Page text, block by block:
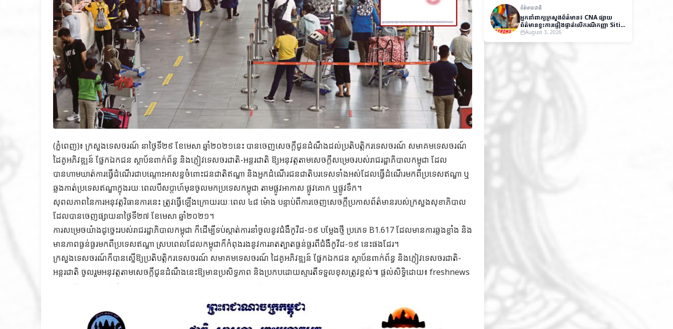
(ភ្នំពេញ)៖ ក្រសួងទេសចរណ៍ នាថ្ងៃទី២៩ ខែមេសា ឆ្នាំ២០២១នេះ បានចេញសេចក្ដីជូនដំណឹងដល់ប្រតិបត្តិករទេសចរណ៍ សមាគមទេសចរណ៍
ដៃគូអភិវឌ្ឍន៍ ផ្នែកឯកជន ស្ថាប័នពាក់ព័ន្ធ និងភ្ញៀវទេសចរជាតិ-អន្តរជាតិ ឱ្យអនុវត្តតាមសេចក្ដីសម្រេចរបស់រាជរដ្ឋាភិបាលកម្ពុជា ដែល
បានហាមឃាត់ការធ្វើដំណើរជាបណ្តោះអាសន្នចំពោះជនជាតិឥណ្ឌា និងអ្នកដំណើរជនជាតិបរទេសទាំងអស់ដែលធ្វើដំណើរមកពីប្រទេសឥណ្ឌា ឬ
ឆ្លងកាត់ប្រទេសឥណ្ឌាក្នុងរយៈពេលបីសប្តាហ៍មុនចូលមកប្រទេសកម្ពុជា តាមផ្លូវអាកាស ផ្លូវគោក ឬផ្លូវទឹក។
សុពលភាពនៃការអនុវត្តវិធានការនេះ ត្រូវធ្វើឡើងក្រោយរយៈពេល ៤៨ ម៉ោង បន្ទាប់ពីការចេញសេចក្តីប្រកាសព័ត៌មានរបស់ក្រសួងសុខាភិបាល
ដែលបានចេញផ្សាយនាថ្ងៃទី២៧ ខែមេសា ឆ្នាំ២០២១។
ការសម្រេចយ៉ាងដូច្នេះរបស់រាជរដ្ឋាភិបាលកម្ពុជា ក៏ដើម្បីទប់ស្កាត់ការនាំចូលនូវជំងឺកូវីដ-១៩ បម្លែងថ្មី ប្រភេទ B1.617 ដែលមានការឆ្លងខ្លាំង និង
មានភាពធ្ងន់ធ្ងរមកពីប្រទេសឥណ្ឌា ស្របពេលដែលកម្ពុជាក៏កំពុងរងនូវការរាតត្បាតធ្ងន់ធ្ងរពីជំងឺកូវីដ-១៩ នេះផងដែរ។
ក្រសួងទេសចរណ៍ក៏បានស្នើឱ្យប្រតិបត្តិករទេសចរណ៍ សមាគមទេសចរណ៍ ដៃគូអភិវឌ្ឍន៍ ផ្នែកឯកជន ស្ថាប័នពាក់ព័ន្ធ និងភ្ញៀវទេសចរជាតិ-
អន្តរជាតិ ចូលរួមអនុវត្តតាមសេចក្ដីជូនដំណឹងនេះឱ្យមានប្រសិទ្ធភាព និងប្រកបដោយស្មារតីទទួលខុសត្រូវខ្ពស់៕ ផ្តល់សិទ្ធិដោយ៖ freshnews
ព័ត៌មានជាតិ
អ្នកនាំពាក្យក្រសួងព័ត៌មាន៖ CNA ផ្សាយ
ព័ត៌មានខ្វះការផ្ទៀងផ្ទាត់លើករណីកញ្ញា Siti
Aishah បង្កឱ្យមានការយល់ច្រឡំ និងប៉ះ
August 3, 2026